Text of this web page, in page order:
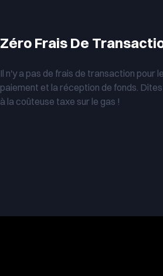
Zéro Frais De
Il n'y a pas de frais de transaction pour le
paiement et la réception de fonds.
à la coûteuse taxe sur le gas !